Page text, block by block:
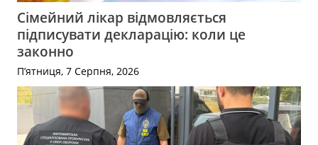
Сімейний лікар відмовляється
підписувати декларацію: коли це
законно
П’ятниця, 7 Серпня, 2026